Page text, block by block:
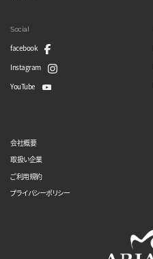
Social
facebook
Instagram
YouTube
会社概要
取扱い企業
ご利用規約
プライバシーポリシー